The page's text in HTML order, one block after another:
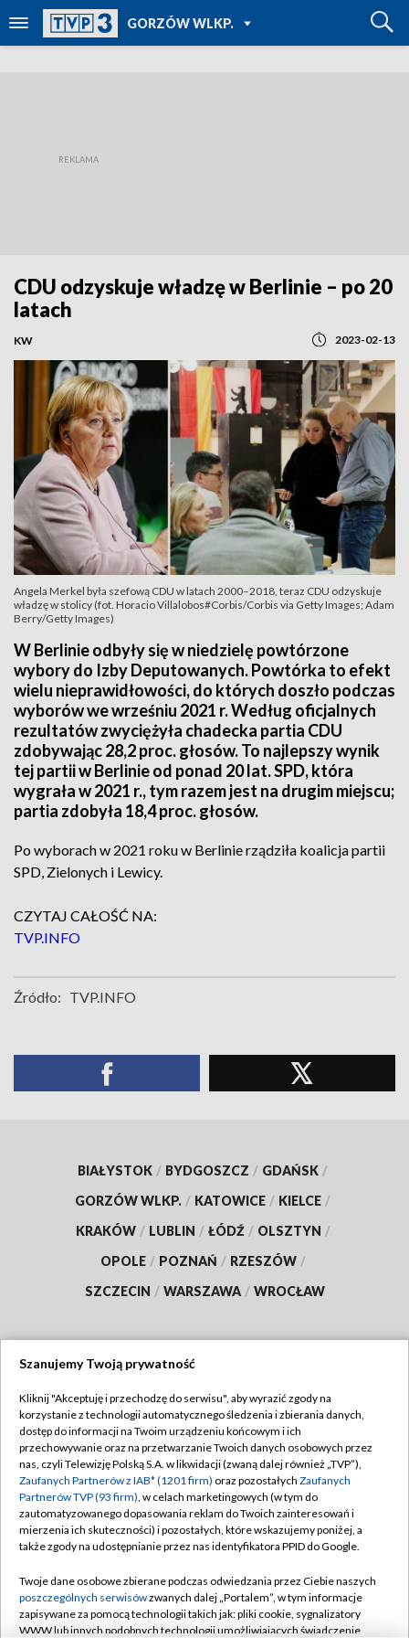
GORZÓW WLKP.
TVP REGIONY
CDU odzyskuje władzę w Berlinie – po 20
latach
KW 2023-02-13
Angela Merkel była szefową CDU w latach 2000–2018, teraz CDU odzyskuje
władzę w stolicy (fot. Horacio Villalobos#Corbis/Corbis via Getty Images; Adam
Berry/Getty Images)
W Berlinie odbyły się w niedzielę powtórzone
wybory do Izby Deputowanych. Powtórka to efekt
wielu nieprawidłowości, do których doszło podczas
wyborów we wrześniu 2021 r. Według oficjalnych
rezultatów zwyciężyła chadecka partia CDU
zdobywając 28,2 proc. głosów. To najlepszy wynik
tej partii w Berlinie od ponad 20 lat. SPD, która
wygrała w 2021 r., tym razem jest na drugim miejscu;
partia zdobyła 18,4 proc. głosów.
Po wyborach w 2021 roku w Berlinie rządziła koalicja partii
SPD, Zielonych i Lewicy.
CZYTAJ CAŁOŚĆ NA:
TVP.INFO
Źródło: TVP.INFO
BIAŁYSTOK / BYDGOSZCZ / GDAŃSK /
GORZÓW WLKP. / KATOWICE / KIELCE /
KRAKÓW / LUBLIN / ŁÓDŹ / OLSZTYN /
OPOLE / POZNAŃ / RZESZÓW /
SZCZECIN / WARSZAWA / WROCŁAW
TVP
Abonament TVP
Emisja w TVP
Centrum informacji TVP
Naziemna Telewizja Cyfrowa
Rada Programowa
System NOS
Regulamin TVP
Polityka prywatności
Moje zgody
Pomoc
Kontakt
Szanujemy Twoją prywatność
Kliknij "Akceptuję i przechodzę do serwisu", aby wyrazić zgody na
korzystanie z technologii automatycznego śledzenia i zbierania danych,
dostęp do informacji na Twoim urządzeniu końcowym i ich
przechowywanie oraz na przetwarzanie Twoich danych osobowych przez
nas, czyli Telewizję Polską S.A. w likwidacji (zwaną dalej również „TVP”),
Zaufanych Partnerów z IAB* (1201 firm) oraz pozostałych Zaufanych
Partnerów TVP (93 firm), w celach marketingowych (w tym do
zautomatyzowanego dopasowania reklam do Twoich zainteresowań i
mierzenia ich skuteczności) i pozostałych, które wskazujemy poniżej, a
także zgody na udostępnianie przez nas identyfikatora PPID do Google.
Twoje dane osobowe zbierane podczas odwiedzania przez Ciebie naszych
poszczególnych serwisówzwanych dalej „Portalem”, w tym informacje
zapisywane za pomocą technologii takich jak: pliki cookie, sygnalizatory
WWW lub innych podobnych technologii umożliwiających świadczenie